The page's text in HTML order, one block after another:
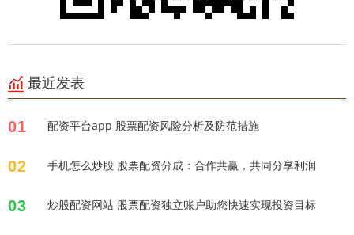
最近发表
01 配资平台app 股票配资风险分析及防范措施
02 手机怎么炒股 股票配资分成：合作共赢，共同分享利润
03 炒股配资网站 股票配资独立账户助您快速实现投资目标